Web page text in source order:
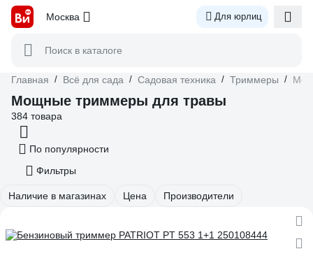
Москва Для юрлиц
Поиск в каталоге
Главная / Всё для сада / Садовая техника / Триммеры /
Мощные триммеры для травы
384 товара
По популярности
Фильтры
Наличие в магазинах Цена Производители